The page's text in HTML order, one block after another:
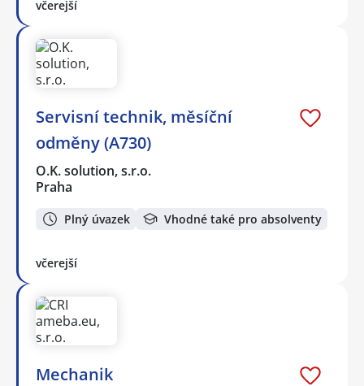
včerejší
Servisní technik, měsíční
odměny (A730)
O.K. solution, s.r.o.
Praha
Plný úvazek Vhodné také pro absolventy
včerejší
Mechanik